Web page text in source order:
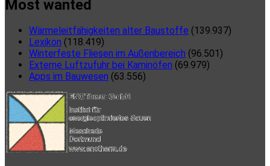
Most wanted
Wärmeleitfähigkeiten alter Baustoffe (139.937)
Lexikon (118.419)
Winterfeste Fliesen im Außenbereich (96.501)
Externe Luftzufuhr bei Kaminöfen (69.979)
Apps im Bauwesen (63.556)